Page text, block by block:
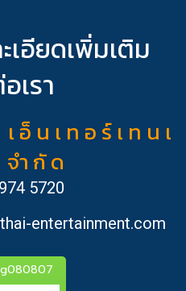
เอียดเพิ่มเติม
เรา
น เ ท อ ร์ เ ท น เ
ำ กั ด
5720
entertainment.com